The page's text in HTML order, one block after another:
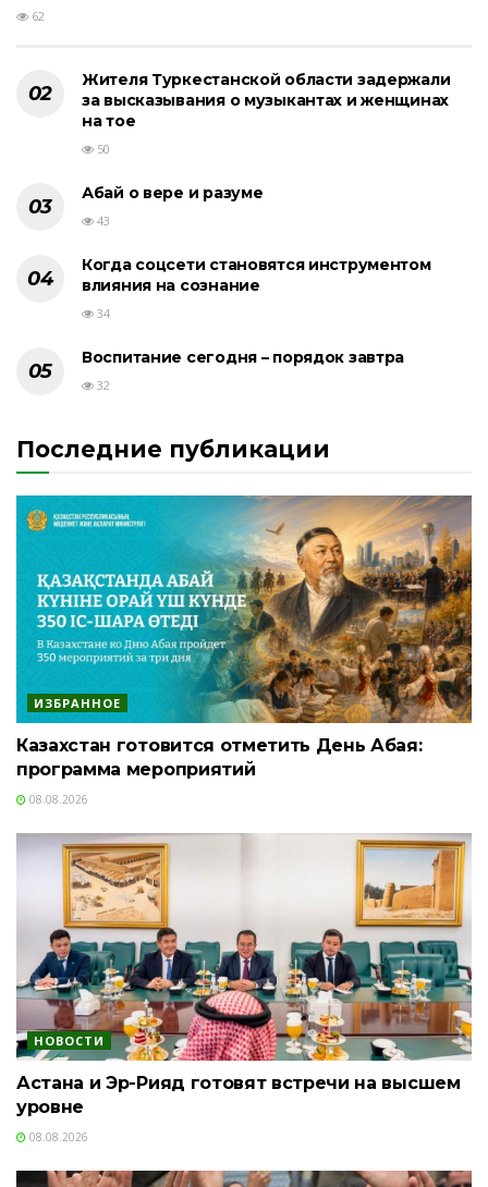
62
Жителя Туркестанской области задержали
за высказывания о музыкантах и женщинах
на тое
50
Абай о вере и разуме
43
Когда соцсети становятся инструментом
влияния на сознание
34
Воспитание сегодня – порядок завтра
32
Последние публикации
ИЗБРАННОЕ
Казахстан готовится отметить День Абая:
программа мероприятий
08.08.2026
НОВОСТИ
Астана и Эр-Рияд готовят встречи на высшем
уровне
08.08.2026